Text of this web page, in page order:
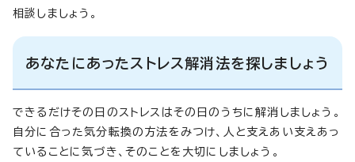
相談しましょう。
あなたにあったストレス解消法を探しましょう
できるだけその日のストレスはその日のうちに解消しましょう。
自分に合った気分転換の方法をみつけ、人と支えあい支えあっ
ていることに気づき、そのことを大切にしましょう。